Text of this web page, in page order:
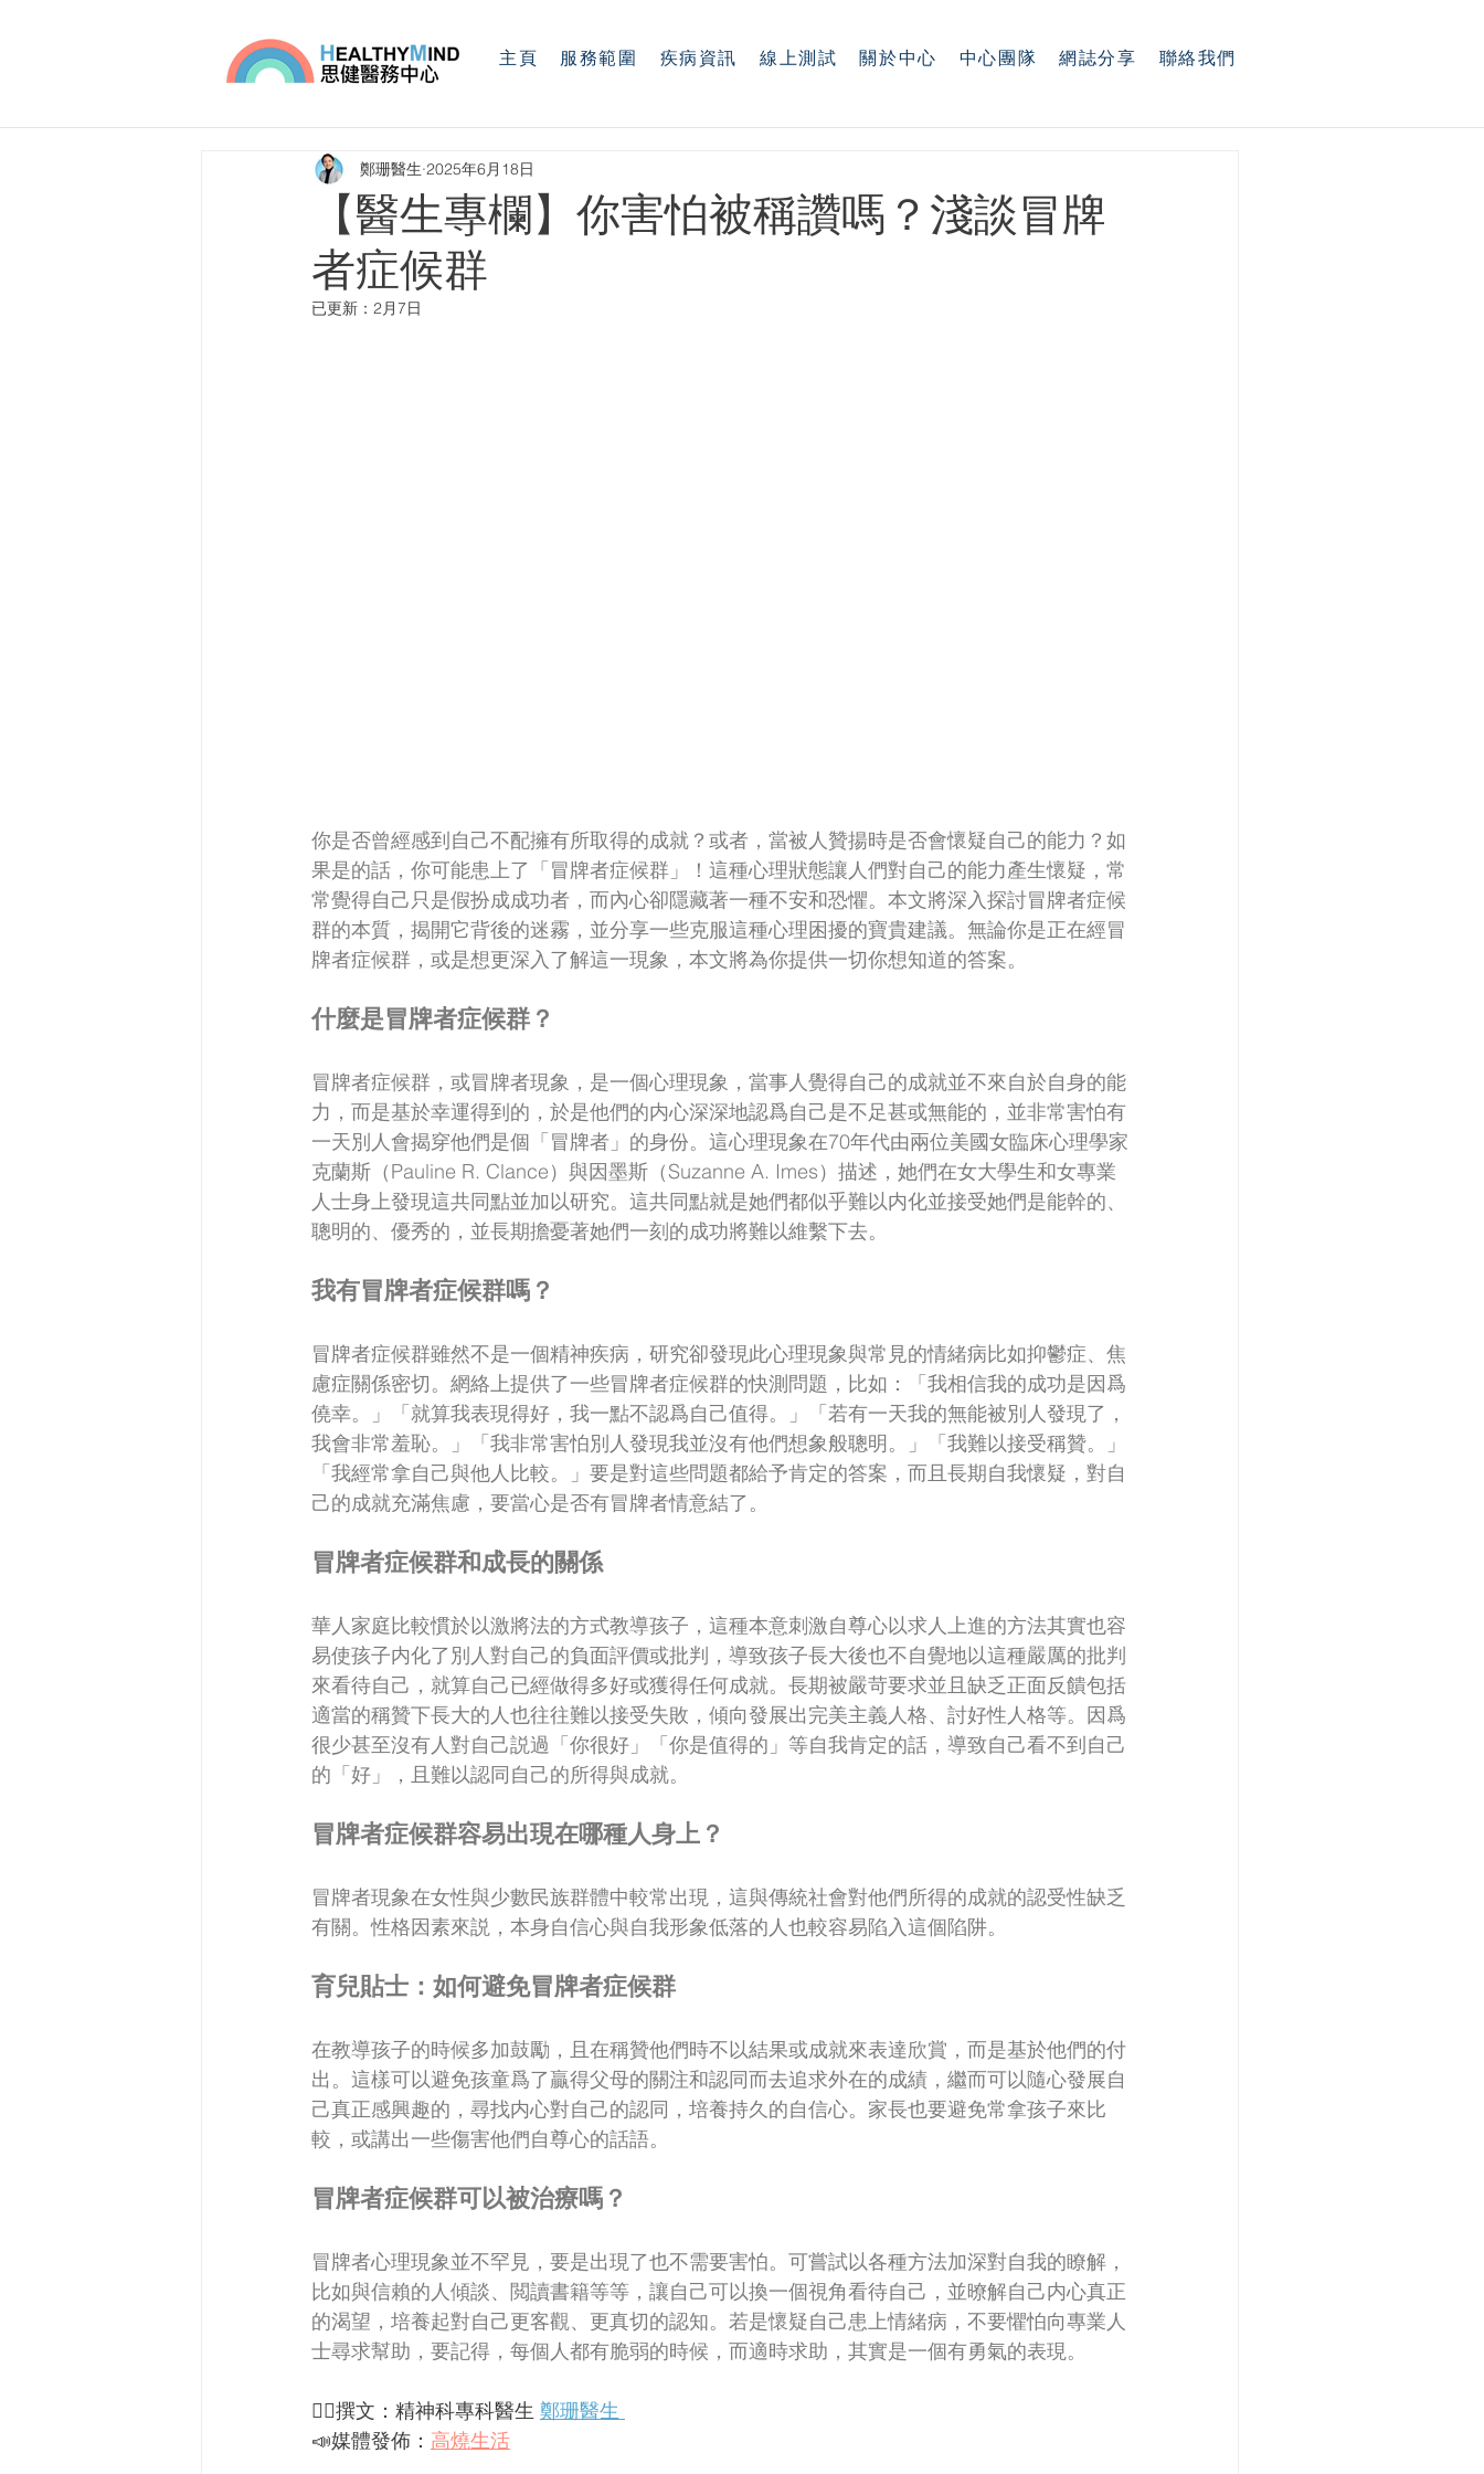
主頁 服務範圍 疾病資訊 線上測試 關於中心 中心團隊 網誌分享 聯絡我們
【醫生專欄】你害怕被稱讚嗎？淺談冒牌
者症候群
鄭珊醫生 2025年6月18日
已更新： 2月7日
你是否曾經感到自己不配擁有所取得的成就？或者，當被人贊揚時是否會懷疑自己的能力？如
果是的話，你可能患上了「冒牌者症候群」！這種心理狀態讓人們對自己的能力產生懷疑，常
常覺得自己只是假扮成成功者，而內心卻隱藏著一種不安和恐懼。本文將深入探討冒牌者症候
群的本質，揭開它背後的迷霧，並分享一些克服這種心理困擾的寶貴建議。無論你是正在經冒
牌者症候群，或是想更深入了解這一現象，本文將為你提供一切你想知道的答案。
什麼是冒牌者症候群？
冒牌者症候群，或冒牌者現象，是一個心理現象，當事人覺得自己的成就並不來自於自身的能
力，而是基於幸運得到的，於是他們的内心深深地認爲自己是不足甚或無能的，並非常害怕有
一天別人會揭穿他們是個「冒牌者」的身份。這心理現象在70年代由兩位美國女臨床心理學家
克蘭斯（Pauline R. Clance）與因墨斯（Suzanne A. Imes）描述，她們在女大學生和女專業
人士身上發現這共同點並加以研究。這共同點就是她們都似乎難以内化並接受她們是能幹的、
聰明的、優秀的，並長期擔憂著她們一刻的成功將難以維繫下去。
我有冒牌者症候群嗎？
冒牌者症候群雖然不是一個精神疾病，研究卻發現此心理現象與常見的情緒病比如抑鬱症、焦
慮症關係密切。網絡上提供了一些冒牌者症候群的快測問題，比如：「我相信我的成功是因爲
僥幸。」「就算我表現得好，我一點不認爲自己值得。」「若有一天我的無能被別人發現了，
我會非常羞恥。」「我非常害怕別人發現我並沒有他們想象般聰明。」「我難以接受稱贊。」
「我經常拿自己與他人比較。」要是對這些問題都給予肯定的答案，而且長期自我懷疑，對自
己的成就充滿焦慮，要當心是否有冒牌者情意結了。
冒牌者症候群和成長的關係
華人家庭比較慣於以激將法的方式教導孩子，這種本意刺激自尊心以求人上進的方法其實也容
易使孩子内化了別人對自己的負面評價或批判，導致孩子長大後也不自覺地以這種嚴厲的批判
來看待自己，就算自己已經做得多好或獲得任何成就。長期被嚴苛要求並且缺乏正面反饋包括
適當的稱贊下長大的人也往往難以接受失敗，傾向發展出完美主義人格、討好性人格等。因爲
很少甚至沒有人對自己説過「你很好」「你是值得的」等自我肯定的話，導致自己看不到自己
的「好」，且難以認同自己的所得與成就。
冒牌者症候群容易出現在哪種人身上？
冒牌者現象在女性與少數民族群體中較常出現，這與傳統社會對他們所得的成就的認受性缺乏
有關。性格因素來説，本身自信心與自我形象低落的人也較容易陷入這個陷阱。
育兒貼士：如何避免冒牌者症候群
在教導孩子的時候多加鼓勵，且在稱贊他們時不以結果或成就來表達欣賞，而是基於他們的付
出。這樣可以避免孩童爲了贏得父母的關注和認同而去追求外在的成績，繼而可以隨心發展自
己真正感興趣的，尋找内心對自己的認同，培養持久的自信心。家長也要避免常拿孩子來比
較，或講出一些傷害他們自尊心的話語。
冒牌者症候群可以被治療嗎？
冒牌者心理現象並不罕見，要是出現了也不需要害怕。可嘗試以各種方法加深對自我的瞭解，
比如與信賴的人傾談、閲讀書籍等等，讓自己可以換一個視角看待自己，並暸解自己内心真正
的渴望，培養起對自己更客觀、更真切的認知。若是懷疑自己患上情緒病，不要懼怕向專業人
士尋求幫助，要記得，每個人都有脆弱的時候，而適時求助，其實是一個有勇氣的表現。
✍🏻撰文：精神科專科醫生 鄭珊醫生
📣媒體發佈： 高燒生活